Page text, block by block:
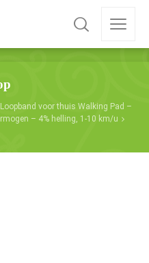
voor thuis Walking Pad –
– 4% helling, 1-10 km/u